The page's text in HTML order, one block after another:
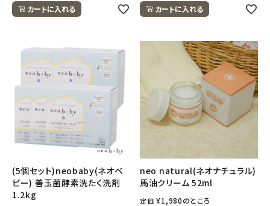
アルモニベルツ
ご利用ガイド等
アカウント情報
ようこそ ゲスト 様
meeting_room ログイン person
カートに入れる カートに入れる
(5個セット)neobaby(ネオベ
ビー) 善玉菌酵素洗たく洗剤
1.2kg
neo natural(ネオナチュラル)
馬油クリーム 52ml
定価 ¥1,980のところ